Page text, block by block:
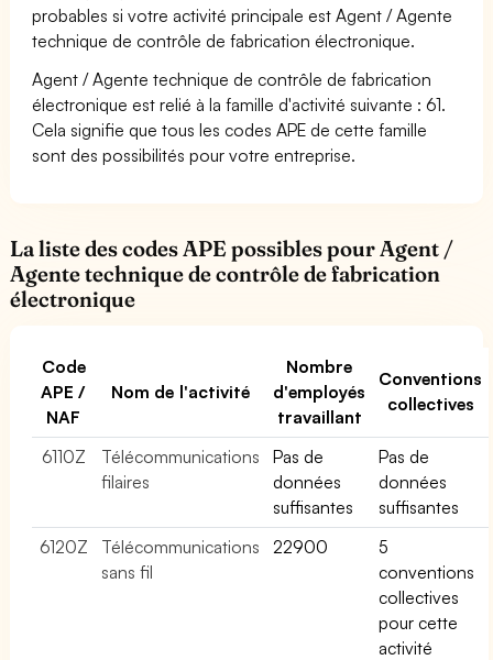
probables si votre activité principale est Agent / Agente
technique de contrôle de fabrication électronique.
Agent / Agente technique de contrôle de fabrication
électronique est relié à la famille d'activité suivante : 61.
Cela signifie que tous les codes APE de cette famille
sont des possibilités pour votre entreprise.
La liste des codes APE possibles pour Agent /
Agente technique de contrôle de fabrication
électronique
Code
APE /
NAF
Nom de l'activité
Nombre
d'employés
travaillant
Conventions
collectives
6110Z
Télécommunications
filaires
Pas de
données
suffisantes
Pas de
données
suffisantes
6120Z
Télécommunications
sans fil
22900
5
conventions
collectives
pour cette
activité